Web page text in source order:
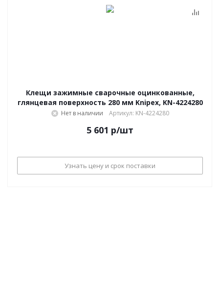
Клещи зажимные сварочные оцинкованные,
глянцевая поверхность 280 мм Knipex, KN-4224280
Нет в наличии Артикул: KN-4224280
5 601 р/шт
Узнать цену и срок поставки